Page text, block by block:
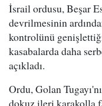
İsrail ordusu, Beşar
devrilmesinin
kontrolünü
kasabalarda daha
açıkladı.
Ordu, Golan
dokuz ileri karakolla